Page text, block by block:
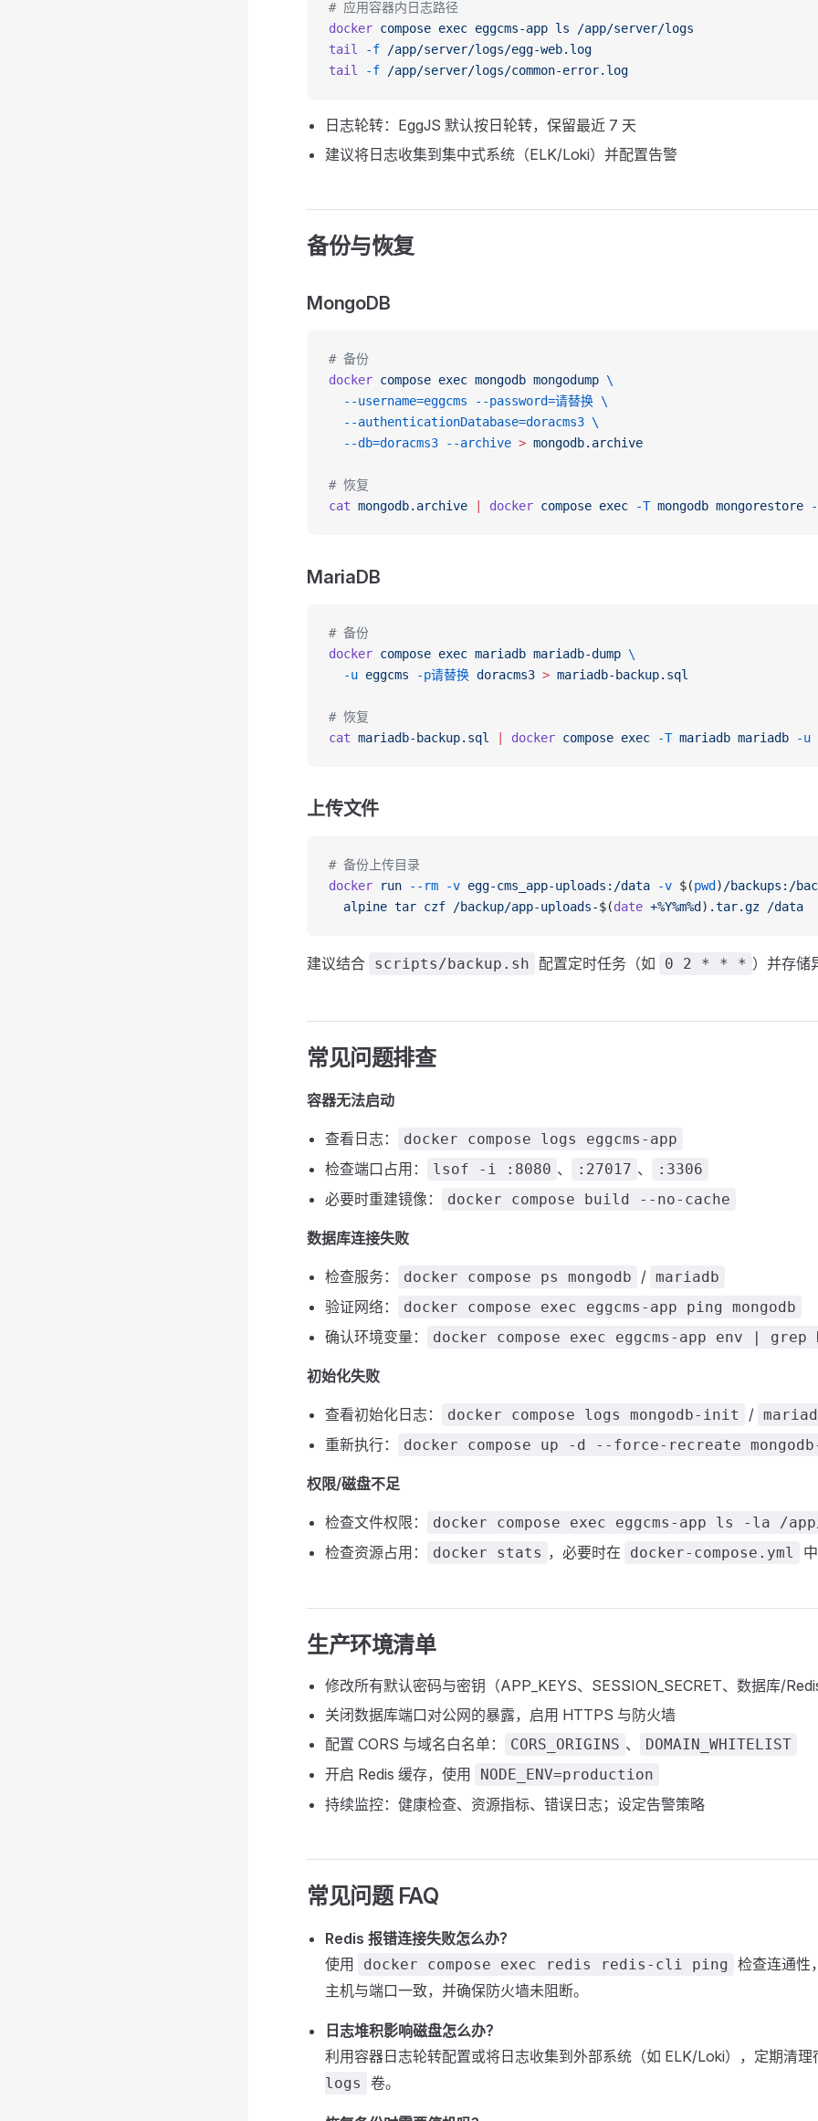
# 应用容器内日志路径
docker compose exec eggcms-app ls /app/server/logs
tail
-f /app/server/logs/egg-web.log
tail
-f /app/server/logs/common-error.log
日志轮转：EggJS 默认按日轮转，保留最近 7 天
建议将日志收集到集中式系统（ELK/Loki）并配置告警
备份与恢复
MongoDB
# 备份
docker compose exec mongodb mongodump \
  --username=eggcms
--password=请替换 \
  --authenticationDatabase=doracms3
\
  --db=doracms3
--archive > mongodb.archive
# 恢复
cat mongodb.archive docker compose exec -T mongodb mongorestore
MariaDB
# 备份
docker compose exec mariadb mariadb-dump \
  -u
eggcms -p请替换 doracms3 > mariadb-backup.sql
# 恢复
cat mariadb-backup.sql docker compose exec -T mariadb mariadb -u
上传文件
# 备份上传目录
docker run --rm -v egg-cms_app-uploads:/data -v $(pwd ) /backups:/
  alpine
tar czf /backup/app-uploads-$(date +%Y%m%d ) .tar.gz /data
建议结合 scripts/backup.sh 配置定时任务（如 0 2 * * * ）并存储
常见问题排查
容器无法启动
查看日志： docker compose logs eggcms-app
检查端口占用： lsof -i :8080 、 :27017 、 :3306
必要时重建镜像： docker compose build --no-cache
数据库连接失败
检查服务： docker compose ps mongodb / mariadb
验证网络： docker compose exec eggcms-app ping mongodb
确认环境变量： docker compose exec eggcms-app env | grep
初始化失败
查看初始化日志： docker compose logs mongodb-init /
重新执行： docker compose up -d --force-recreate
权限/磁盘不足
检查文件权限： docker compose exec eggcms-app ls -la /
检查资源占用： docker stats ，必要时在 docker-compose.yml
生产环境清单
修改所有默认密码与密钥（APP_KEYS、SESSION_SECRET、数据库/
关闭数据库端口对公网的暴露，启用 HTTPS 与防火墙
配置 CORS 与域名白名单：
CORS_ORIGINS 、 DOMAIN_WHITELIST
开启 Redis 缓存，使用 NODE_ENV=production
持续监控：健康检查、资源指标、错误日志；设定告警策略
常见问题 FAQ
Redis 报错连接失败怎么办？
使用
docker compose exec redis redis-cli ping 检查连通性
主机与端口一致，并确保防火墙未阻断。
日志堆积影响磁盘怎么办？
利用容器日志轮转配置或将日志收集到外部系统（如 ELK/Loki），定期清
logs 卷。